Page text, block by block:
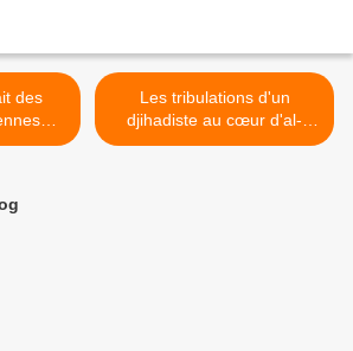
Les tribulations d'un
djihadiste au cœur d'al-
Qaida >